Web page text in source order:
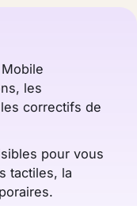
les
correctifs de
pour vous
tactiles, la